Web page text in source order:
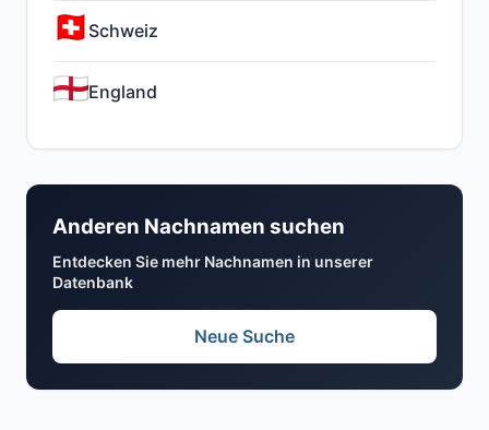
Schweiz
England
Anderen Nachnamen suchen
Entdecken Sie mehr Nachnamen in unserer
Datenbank
Neue Suche